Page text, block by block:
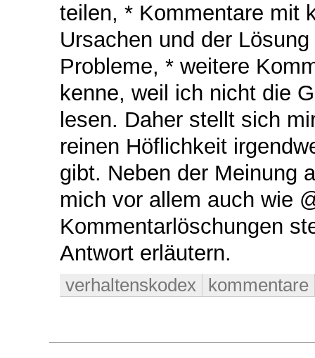
teilen, * Kommentare mit
Ursachen und der
Probleme, * weitere
kenne, weil ich nicht die
lesen. Daher stellt sich
reinen Höflichkeit
gibt. Neben der Meinung
mich vor allem auch wie
Kommentarlöschungen
Antwort erläutern.
verhaltenskodex kommentare